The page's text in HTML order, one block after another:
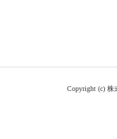
Copyright (c)